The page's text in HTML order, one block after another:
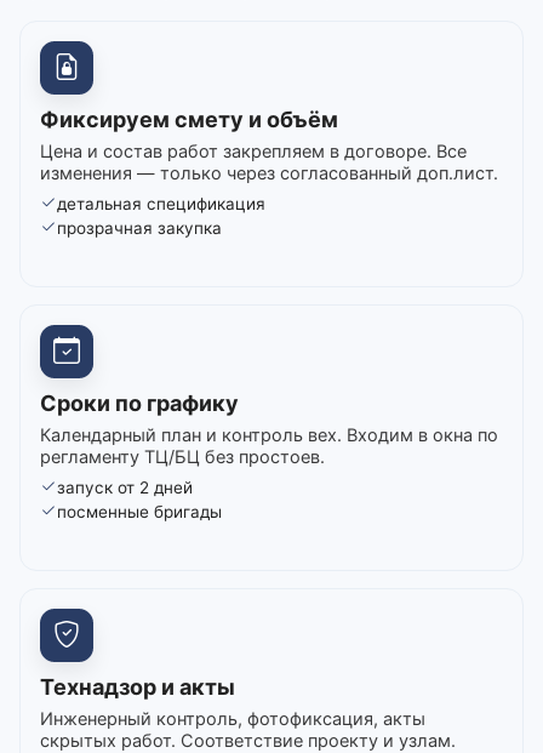
Фиксируем смету и объём
Цена и состав работ закрепляем в договоре. Все
изменения — только через согласованный доп.лист.
детальная спецификация
прозрачная закупка
Сроки по графику
Календарный план и контроль вех. Входим в окна по
регламенту ТЦ/БЦ без простоев.
запуск от 2 дней
посменные бригады
Технадзор и акты
Инженерный контроль, фотофиксация, акты
скрытых работ. Соответствие проекту и узлам.